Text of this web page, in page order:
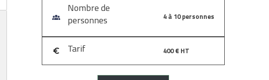
Nombre de
personnes
4 à 10 personnes
Tarif 400 € HT